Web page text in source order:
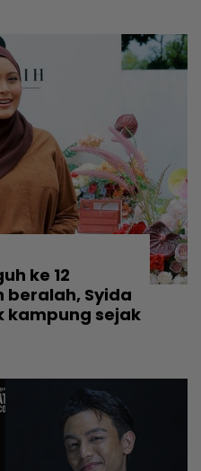
ke 12
beralah, Syida
kampung sejak